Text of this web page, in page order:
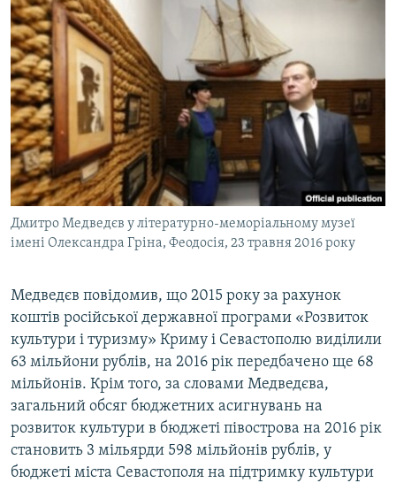
Дмитро Медведєв у літературно-меморіальному музеї
імені Олександра Гріна, Феодосія, 23 травня 2016 року
Медведєв повідомив, що 2015 року за рахунок
коштів російської державної програми «Розвиток
культури і туризму» Криму і Севастополю виділили
63 мільйони рублів, на 2016 рік передбачено ще 68
мільйонів. Крім того, за словами Медведєва,
загальний обсяг бюджетних асигнувань на
розвиток культури в бюджеті півострова на 2016 рік
становить 3 мільярди 598 мільйонів рублів, у
бюджеті міста Севастополя на підтримку культури